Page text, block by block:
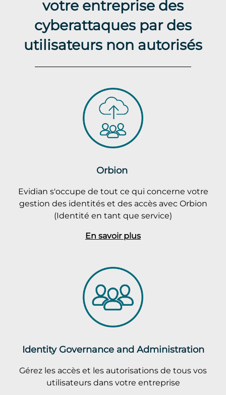
votre entreprise des
cyberattaques par des
utilisateurs non autorisés
Orbion
Evidian s'occupe de tout ce qui concerne votre
gestion des identités et des accès avec Orbion
(Identité en tant que service)
En savoir plus
Identity Governance and Administration
Gérez les accès et les autorisations de tous vos
utilisateurs dans votre entreprise